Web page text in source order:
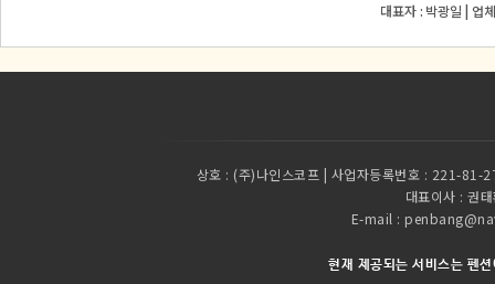
대표자 : 박광일 | 업
상호 : (주)나인스코프 | 사업자등록번호 : 221-81-
대표이사 : 권
E-mail :
현재 제공되는 서비스는 펜